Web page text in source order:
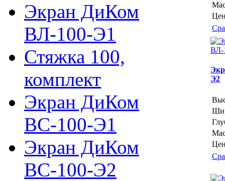
Экран ДиКом
ВЛ-100-Э1
Стяжка 100,
комплект
Экран ДиКом
ВС-100-Э1
Экран ДиКом
ВС-100-Э2
Э2